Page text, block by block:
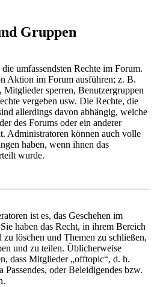
Gruppen
umfassendsten Rechte im Forum.
Aktion im Forum ausführen; z. B.
Mitglieder sperren, Benutzergruppen
vergeben usw. Die Rechte, die
allerdings davon abhängig, welche
des Forums oder ein anderer
Administratoren können auch volle
haben, wenn ihnen das
wurde.
ist es, das Geschehen im
haben das Recht, in ihrem Bereich
zu löschen und Themen zu schließen,
und zu teilen. Üblicherweise
dass Mitglieder „offtopic“, d. h.
Passendes, oder Beleidigendes bzw.